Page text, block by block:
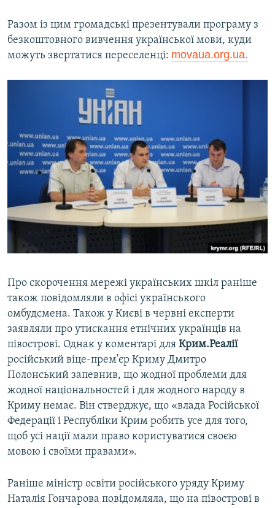
Разом із цим громадські презентували програму з
безкоштовного вивчення української мови, куди
можуть звертатися переселенці: movaua.org.ua.
Про скорочення мережі українських шкіл раніше
також повідомляли в офісі українського
омбудсмена. Також у Києві в червні експерти
заявляли про утискання етнічних українців на
півострові. Однак у коментарі для Крим.Реалії
російський віце-прем'єр Криму Дмитро
Полонський запевнив, що жодної проблеми для
жодної національностей і для жодного народу в
Криму немає. Він стверджує, що «влада Російської
Федерації і Республіки Крим робить усе для того,
щоб усі нації мали право користуватися своєю
мовою і своїми правами».
Раніше міністр освіти російського уряду Криму
Наталія Гончарова повідомляла, що на півострові в